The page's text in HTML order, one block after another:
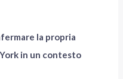
la propria
in un contesto